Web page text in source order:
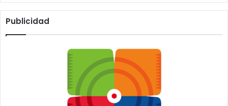
Publicidad